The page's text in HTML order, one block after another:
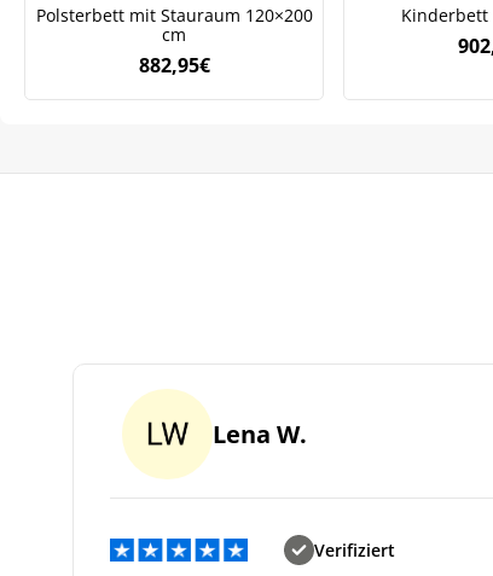
Polsterbett mit Stauraum 120×200
cm
882,95€
Kinderbett
Lena W.
Verifiziert